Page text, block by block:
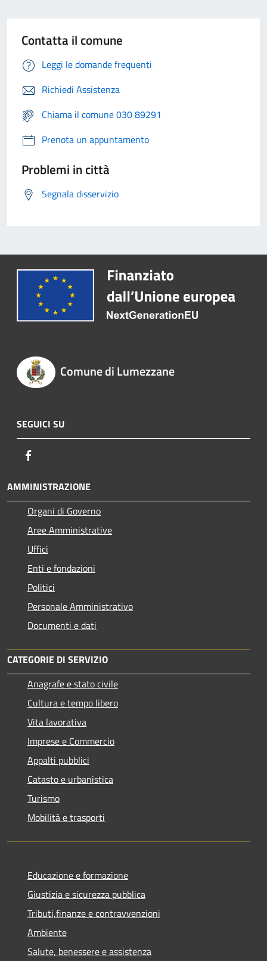
Contatta il comune
Leggi le domande frequenti
Richiedi Assistenza
Chiama il comune 030 89291
Prenota un appuntamento
Problemi in città
Segnala disservizio
Comune di Lumezzane
SEGUICI SU
AMMINISTRAZIONE
Organi di Governo
Aree Amministrative
Uffici
Enti e fondazioni
Politici
Personale Amministrativo
Documenti e dati
CATEGORIE DI SERVIZIO
Anagrafe e stato civile
Cultura e tempo libero
Vita lavorativa
Imprese e Commercio
Appalti pubblici
Catasto e urbanistica
Turismo
Mobilità e trasporti
Educazione e formazione
Giustizia e sicurezza pubblica
Tributi,finanze e contravvenzioni
Ambiente
Salute, benessere e assistenza